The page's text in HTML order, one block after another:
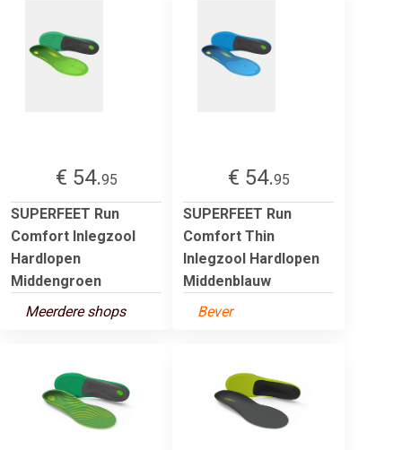
€ 54.95
SUPERFEET Run
Comfort Inlegzool
Hardlopen
Middengroen
Meerdere shops
€ 54.95
SUPERFEET Run
Comfort Thin
Inlegzool Hardlopen
Middenblauw
Bever